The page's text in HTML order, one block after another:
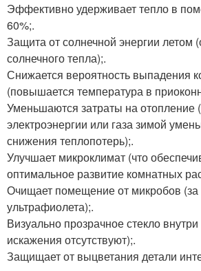
Эффективно удерживает тепло в
60%;.
Защита от солнечной энергии летом
солнечного тепла);.
Снижается вероятность выпадения
(повышается температура в
Уменьшаются затраты на отопление
электроэнергии или газа зимой
снижения теплопотерь);.
Улучшает микроклимат (что
оптимальное развитие комнатных
Очищает помещение от микробов (за
ультрафиолета);.
Визуально прозрачное стекло
искажения отсутствуют);.
Защищает от выцветания детали